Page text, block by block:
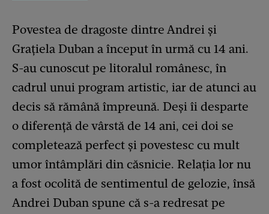
Povestea de dragoste dintre Andrei și
Grațiela Duban a început în urmă cu 14 ani.
S-au cunoscut pe litoralul românesc, în
cadrul unui program artistic, iar de atunci au
decis să rămână împreună. Deși îi desparte
o diferență de vârstă de 14 ani, cei doi se
completează perfect și povestesc cu mult
umor întâmplări din căsnicie. Relația lor nu
a fost ocolită de sentimentul de gelozie, însă
Andrei Duban spune că s-a redresat pe